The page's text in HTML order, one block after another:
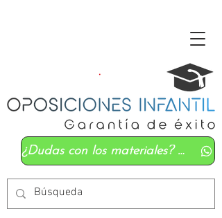
¿Dudas con los materiales? Mándanos un whatsapp